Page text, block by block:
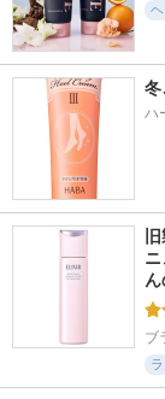
冬
ハ
ブ